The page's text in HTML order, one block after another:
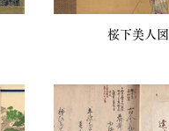
桜下美人図